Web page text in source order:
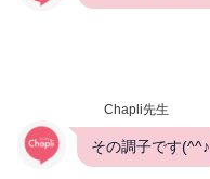
Chapli先生
その調子です(^^♪